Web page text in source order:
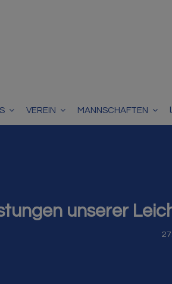
VEREIN MANNSCHAFTEN
unserer